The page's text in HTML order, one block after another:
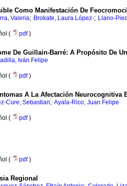
Como Manifestación De
Valeria; Brokate, Laura López-; Llano-
( pdf)
De Guillain-Barré: A Propósito De
Iván Felipe
( pdf)
A La Afectación Neurocognitiva
Cure, Sebastian; Ayala-Rico, Juan Felipe
( pdf)
( pdf)
Regional